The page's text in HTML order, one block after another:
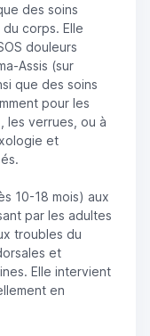
des soins
corps. Elle
douleurs
Assis (sur
que des soins
pour les
les verrues, ou à
et
10-18 mois) aux
par les adultes
troubles du
et
Elle intervient
en